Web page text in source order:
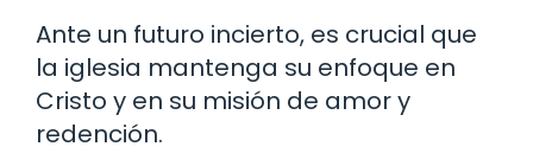
Ante un futuro incierto, es crucial que
la iglesia mantenga su enfoque en
Cristo y en su misión de amor y
redención.